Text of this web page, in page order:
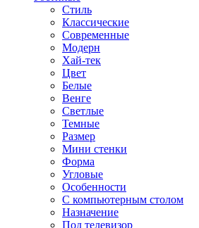
Стиль
Классические
Современные
Модерн
Хай-тек
Цвет
Белые
Венге
Светлые
Темные
Размер
Мини стенки
Форма
Угловые
Особенности
С компьютерным столом
Назначение
Под телевизор